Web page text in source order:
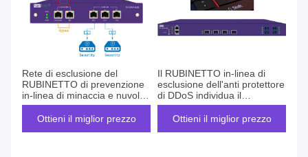
Rete di esclusione del
RUBINETTO di prevenzione
in-linea di minaccia e nuvola
virtuali o fisiche dalla banda
Ottieni il miglior prezzo
Il RUBINETTO in-linea di
esclusione dell'anti protettore
di DDoS individua il
messaggio di battito cardiaco
risponde
Ottieni il miglior prezzo